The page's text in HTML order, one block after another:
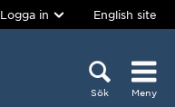
Logga in English site
Sök Meny